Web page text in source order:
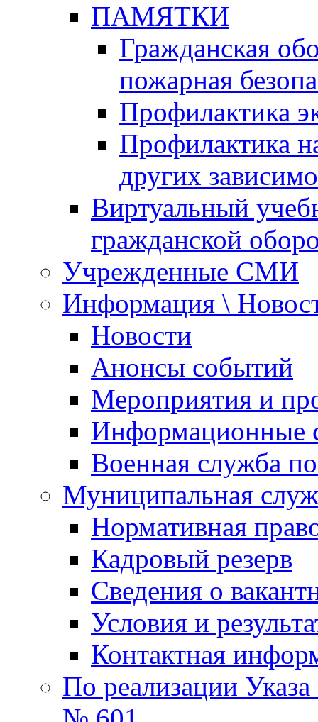
ПАМЯТКИ
Гражданская
пожарная
Профилактика
Профилактика
других
Виртуальный
гражданской
Учрежденные СМИ
Информация \
Новости
Анонсы событий
Мероприятия и
Информационные
Военная служба
Муниципальная
Нормативная
Кадровый резерв
Сведения о
Условия и
Контактная
По реализации